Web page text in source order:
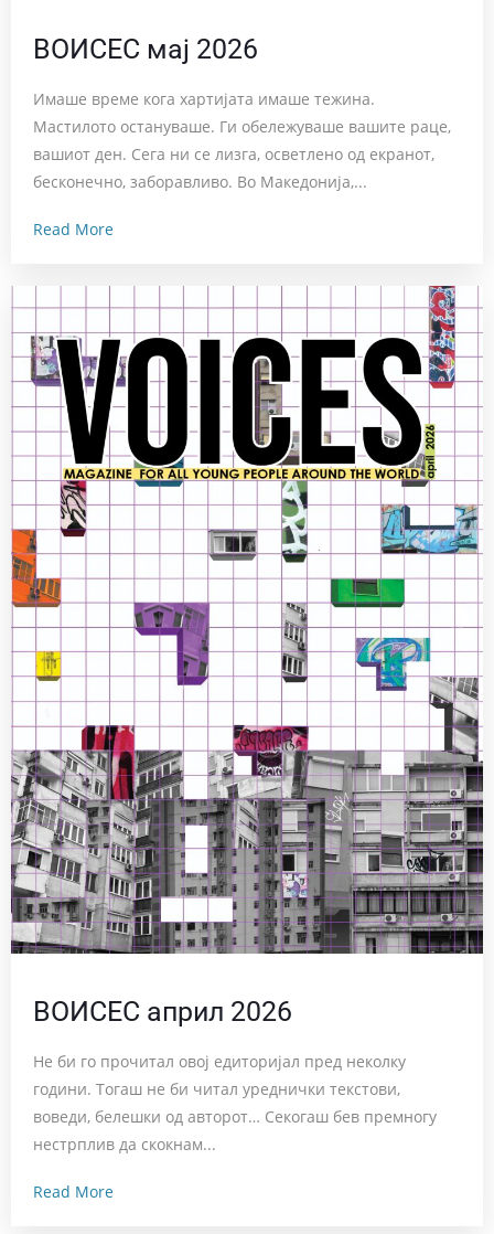
ВОИСЕС мај 2026
Имаше време кога хартијата имаше тежина.
Мастилото остануваше. Ги обележуваше вашите раце,
вашиот ден. Сега ни се лизга, осветлено од екранот,
бесконечно, заборавливо. Во Македонија,...
Read More
ВОИСЕС април 2026
Не би го прочитал овој едиторијал пред неколку
години. Тогаш не би читал уреднички текстови,
воведи, белешки од авторот… Секогаш бев премногу
нестрплив да скокнам...
Read More